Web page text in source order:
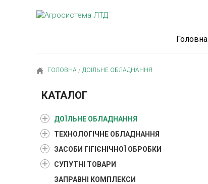
Головна
ГОЛОВНА / ДОЇЛЬНЕ ОБЛАДНАННЯ
КАТАЛОГ
ДОЇЛЬНЕ ОБЛАДНАННЯ
ТЕХНОЛОГІЧНЕ ОБЛАДНАННЯ
ЗАСОБИ ГІГІЄНІЧНОЇ ОБРОБКИ
СУПУТНІ ТОВАРИ
ЗАПРАВНІ КОМПЛЕКСИ